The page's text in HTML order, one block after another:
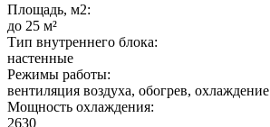
Площадь, м2:
до 25 м²
Тип внутреннего блока:
настенные
Режимы работы:
вентиляция воздуха, обогрев, охлаждение
Мощность охлаждения:
2630